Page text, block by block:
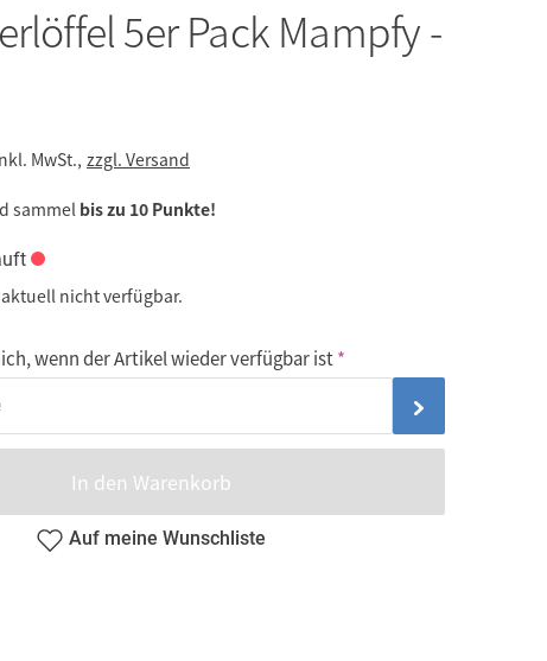
5er Pack Mampfy -
MwSt., zzgl. Versand
sammelbis zu 10 Punkte!
nicht verfügbar.
wenn der Artikel wieder verfügbar ist
In den Warenkorb
Auf meine Wunschliste